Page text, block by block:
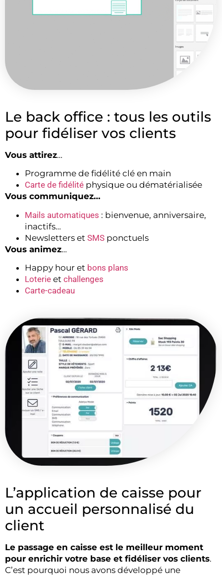
Le back office : tous les outils
pour fidéliser vos clients
Vous attirez…
Programme de fidélité clé en main
Carte de fidélité physique ou dématérialisée
Vous communiquez…
Mails automatiques : bienvenue, anniversaire,
inactifs…
Newsletters et SMS ponctuels
Vous animez…
Happy hour et bons plans
Loterie et challenges
Carte-cadeau
L’application de caisse pour
un accueil personnalisé du
client
Le passage en caisse est le meilleur moment
pour enrichir votre base et fidéliser vos clients.
C’est pourquoi nous avons développé une